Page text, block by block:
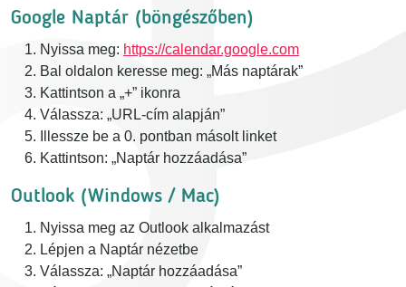
Google Naptár (böngészőben)
Nyissa meg: https://calendar.google.com
Bal oldalon keresse meg: „Más naptárak”
Kattintson a „+” ikonra
Válassza: „URL-cím alapján”
Illessze be a 0. pontban másolt linket
Kattintson: „Naptár hozzáadása”
Outlook (Windows / Mac)
Nyissa meg az Outlook alkalmazást
Lépjen a Naptár nézetbe
Válassza: „Naptár hozzáadása”